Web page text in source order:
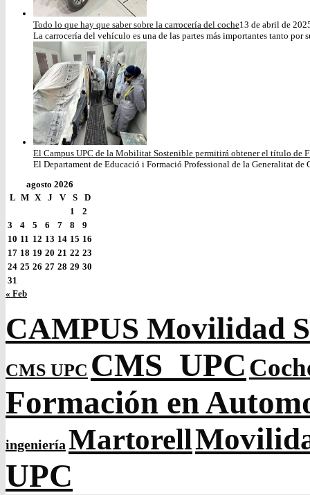
Todo lo que hay que saber sobre la carrocería del coche13 de abril de
La carrocería del vehículo es una de las partes más importantes tanto
El Campus UPC de la Mobilitat Sostenible permitirá obtener el título de
El Departament de Educació i Formació Professional de la Generalitat
agosto 2026
L M X J V S
D
1
2
3
4 5 6 7 8
9
10 11 12 13 14 15 16
17 18 19 20 21 22 23
24 25 26 27 28 29 30
31
« Feb
CAMPUS Movilidad
CMS UPC CMS_UPC
Formación en
ingeniería Martorell
UPC